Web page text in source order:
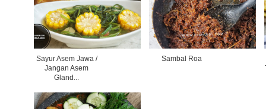
Sayur Asem Jawa /
Jangan Asem
Gland...
Sambal Roa